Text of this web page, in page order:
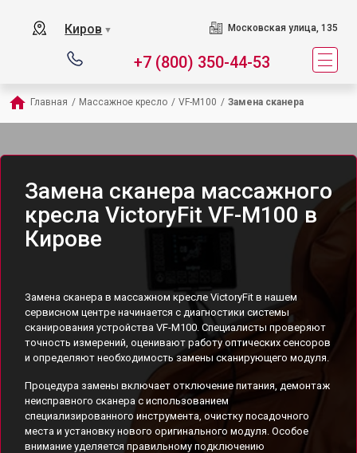
Киров ▼ Московская улица, 135
+7 (800) 350-44-53
Главная / Массажное кресло / VF-M100 / Замена сканера
Замена сканера массажного
кресла VictoryFit VF-M100 в
Кирове
Замена сканера в массажном кресле VictoryFit в нашем
сервисном центре начинается с диагностики системы
сканирования устройства VF-M100. Специалисты проверяют
точность измерений, оценивают работу оптических сенсоров
и определяют необходимость замены сканирующего модуля.
Процедура замены включает отключение питания, демонтаж
неисправного сканера с использованием
специализированного инструмента, очистку посадочного
места и установку нового оригинального модуля. Особое
внимание уделяется правильному подключению